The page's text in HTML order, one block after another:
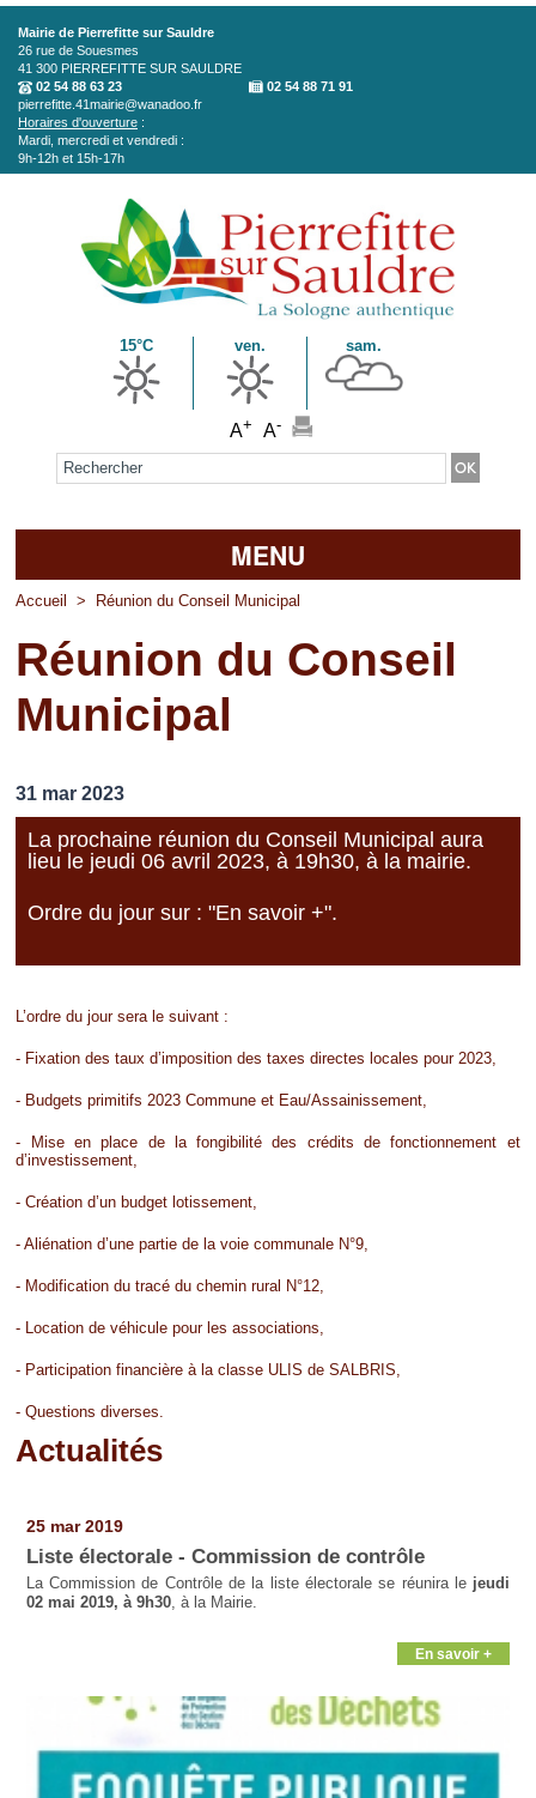
Aller au contenu principal
Mairie de Pierrefitte sur Sauldre
26 rue de Souesmes
41 300 PIERREFITTE SUR SAULDRE
02 54 88 63 23
02 54 88 71 91
pierrefitte.41mairie@wanadoo.fr
Horaires d'ouverture :
Mardi, mercredi et vendredi :
9h-12h et 15h-17h
15°C ven. sam.
A+ A-
Formulaire de recherche
MENU
Accueil
La mairie
Découvrir Pierrefitte
Vos professionnels
Loisirs
Accueil > Réunion du Conseil Municipal
Réunion du Conseil
Municipal
31 mar 2023
La prochaine réunion du Conseil Municipal aura
lieu le jeudi 06 avril 2023, à 19h30, à la mairie.
Ordre du jour sur : "En savoir +".
L’ordre du jour sera le suivant :
- Fixation des taux d’imposition des taxes directes locales pour 2023,
- Budgets primitifs 2023 Commune et Eau/Assainissement,
- Mise en place de la fongibilité des crédits de fonctionnement et
d’investissement,
- Création d’un budget lotissement,
- Aliénation d’une partie de la voie communale N°9,
- Modification du tracé du chemin rural N°12,
- Location de véhicule pour les associations,
- Participation financière à la classe ULIS de SALBRIS,
- Questions diverses.
Actualités
25 mar 2019
Liste électorale - Commission de contrôle
La Commission de Contrôle de la liste électorale se réunira le jeudi
02 mai 2019, à 9h30, à la Mairie.
En savoir +
Pages